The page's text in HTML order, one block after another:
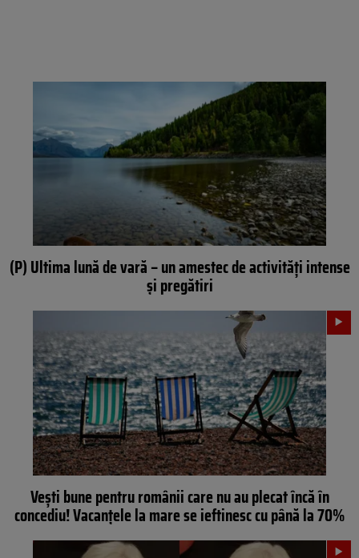
(P) Ultima lună de vară – un amestec de activități intense
și pregătiri
Vești bune pentru românii care nu au plecat încă în
concediu! Vacanțele la mare se ieftinesc cu până la 70%